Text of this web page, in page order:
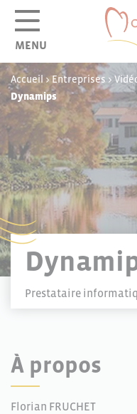
MENU
Accueil >Entreprises >
Dynamips
Prestataire
À propos
Florian FRUCHET
Panneau de gestion des